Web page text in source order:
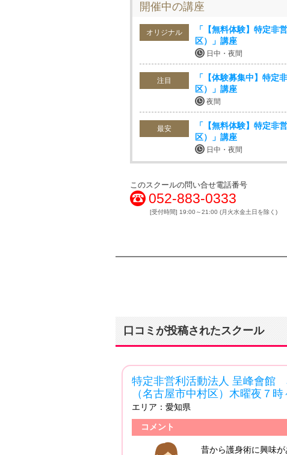
開催中の講座
オリジナル
「【無料体験】特定
区）」講座
日中・夜間
注目
「【体験募集中】特
区）」講座
夜間
最安
「【無料体験】特定
区）」講座
日中・夜間
このスクールの問い合せ電話番号
052-883-0333
[受付時間] 19:00～21:00 (月火水金土日を除く)
口コミが投稿されたスクール
特定非営利活動法人 呈峰會館
（名古屋市中村区）木曜夜７時
エリア： 愛知県
コメント
昔から護身術に興味